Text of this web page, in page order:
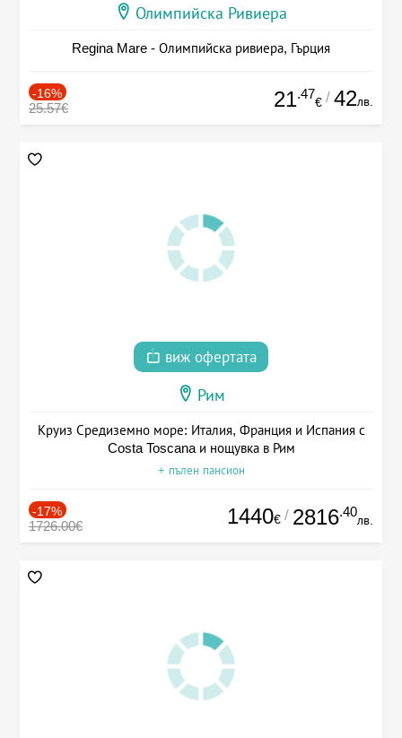
Олимпийска Ривиера
Regina Mare - Олимпийска ривиера, Гърция
-16%
25.57€ 21.47
€ / 42лв.
виж офертата
Рим
Круиз Средиземно море: Италия, Франция и Испания с
Costa Toscana и нощувка в Рим
+ пълен пансион
-17%
1726.00€ 1440€ / 2816.40
лв.